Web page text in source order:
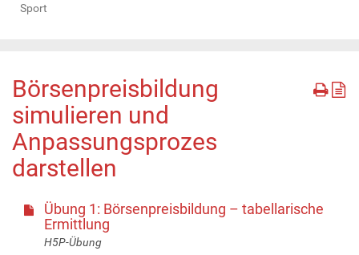
Sport
Börsenpreisbildung
simulieren und
Anpassungsprozes
darstellen
Übung 1: Börsenpreisbildung – tabellarische
Ermittlung
H5P-Übung